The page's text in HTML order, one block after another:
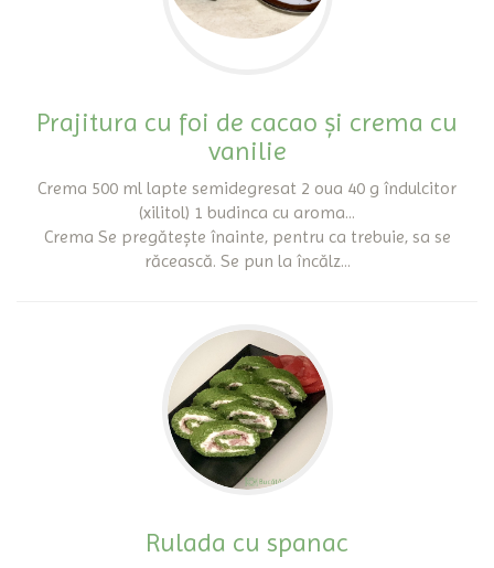
Prajitura cu foi de cacao și crema cu
vanilie
Crema 500 ml lapte semidegresat 2 oua 40 g îndulcitor
(xilitol) 1 budinca cu aroma...
Crema Se pregătește înainte, pentru ca trebuie, sa se
răcească. Se pun la încălz...
Rulada cu spanac